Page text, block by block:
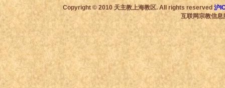
Copyright © 2010 天主教上海教区. All rights reserved 沪
互联网宗教信息服